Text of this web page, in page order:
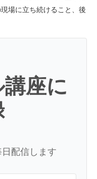
場に立ち続けること、後
座に
配信します